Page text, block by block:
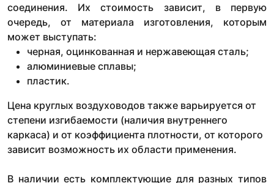
соединения. Их стоимость зависит, в первую
очередь, от материала изготовления, которым
может выступать:
черная, оцинкованная и нержавеющая сталь;
алюминиевые сплавы;
пластик.
Цена круглых воздуховодов также варьируется от
степени изгибаемости (наличия внутреннего
каркаса) и от коэффициента плотности, от которого
зависит возможность их области применения.
В наличии есть комплектующие для разных типов